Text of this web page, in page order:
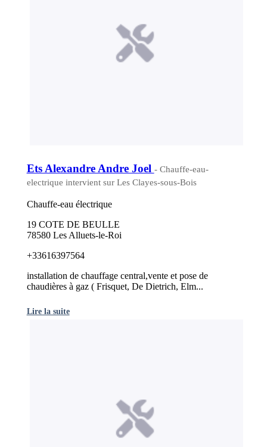
Ets Alexandre Andre Joel - Chauffe-eau-
electrique intervient sur Les Clayes-sous-Bois
Chauffe-eau électrique
19 COTE DE BEULLE
78580 Les Alluets-le-Roi
+33616397564
installation de chauffage central,vente et pose de
chaudières à gaz ( Frisquet, De Dietrich, Elm...
Lire la suite